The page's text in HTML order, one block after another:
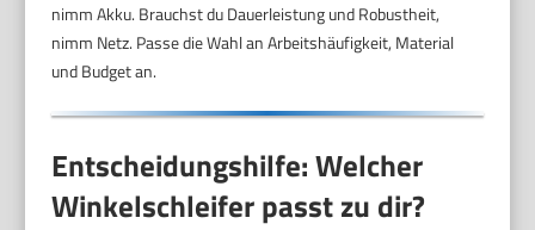
nimm Akku. Brauchst du Dauerleistung und Robustheit,
nimm Netz. Passe die Wahl an Arbeitshäufigkeit, Material
und Budget an.
Entscheidungshilfe: Welcher
Winkelschleifer passt zu dir?